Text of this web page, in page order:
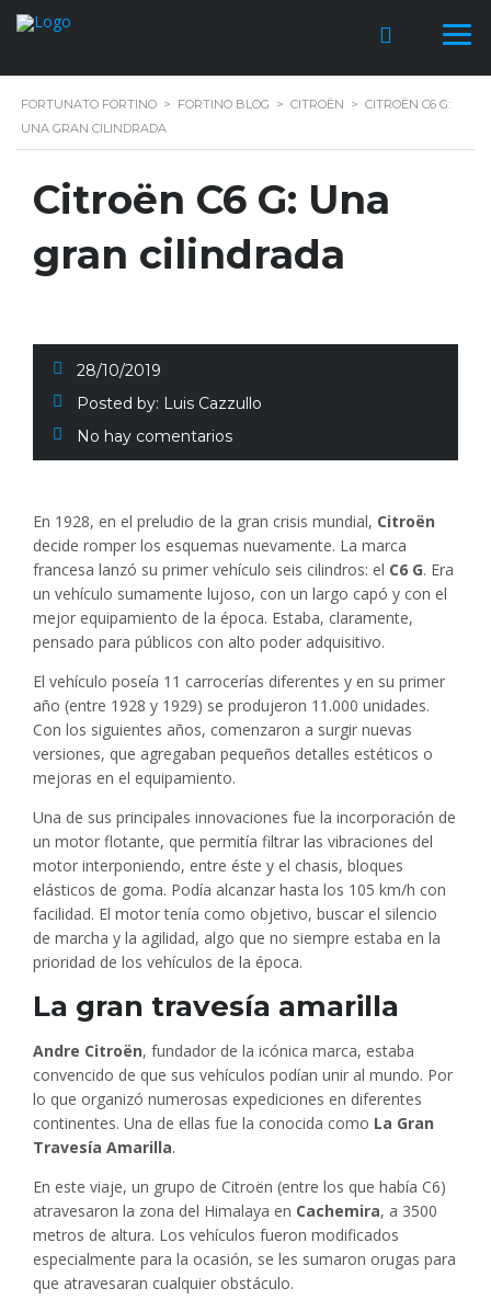
FORTUNATO FORTINO > FORTINO BLOG > CITROËN > CITROËN C6 G:
UNA GRAN CILINDRADA
Citroën C6 G: Una
gran cilindrada
28/10/2019
Posted by: Luis Cazzullo
No hay comentarios
En 1928, en el preludio de la gran crisis mundial, Citroën
decide romper los esquemas nuevamente. La marca
francesa lanzó su primer vehículo seis cilindros: el C6 G. Era
un vehículo sumamente lujoso, con un largo capó y con el
mejor equipamiento de la época. Estaba, claramente,
pensado para públicos con alto poder adquisitivo.
El vehículo poseía 11 carrocerías diferentes y en su primer
año (entre 1928 y 1929) se produjeron 11.000 unidades.
Con los siguientes años, comenzaron a surgir nuevas
versiones, que agregaban pequeños detalles estéticos o
mejoras en el equipamiento.
Una de sus principales innovaciones fue la incorporación de
un motor flotante, que permitía filtrar las vibraciones del
motor interponiendo, entre éste y el chasis, bloques
elásticos de goma. Podía alcanzar hasta los 105 km/h con
facilidad. El motor tenía como objetivo, buscar el silencio
de marcha y la agilidad, algo que no siempre estaba en la
prioridad de los vehículos de la época.
La gran travesía amarilla
Andre Citroën, fundador de la icónica marca, estaba
convencido de que sus vehículos podían unir al mundo. Por
lo que organizó numerosas expediciones en diferentes
continentes. Una de ellas fue la conocida como La Gran
Travesía Amarilla.
En este viaje, un grupo de Citroën (entre los que había C6)
atravesaron la zona del Himalaya en Cachemira, a 3500
metros de altura. Los vehículos fueron modificados
especialmente para la ocasión, se les sumaron orugas para
que atravesaran cualquier obstáculo.